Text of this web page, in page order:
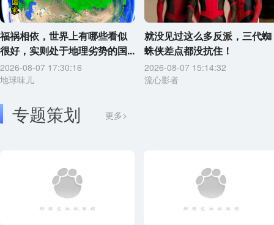
福祸相依，世界上有哪些看似
很好，实则处于地理劣势的国...
2026-08-07 17:30:16
地球味儿
就没见过这么多反派，三代蜘
蛛侠差点都没抗住！
2026-08-07 15:14:32
流心影者
专题策划 更多>